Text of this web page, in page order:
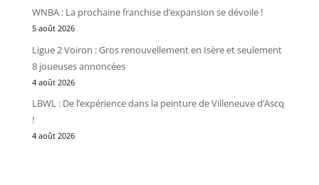
WNBA : La prochaine franchise d’expansion se dévoile !
5 août 2026
Ligue 2 Voiron : Gros renouvellement en Isère et seulement
8 joueuses annoncées
4 août 2026
LBWL : De l’expérience dans la peinture de Villeneuve d’Ascq
!
4 août 2026